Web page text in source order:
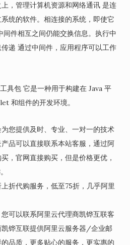
，管理计算机资源和网络通讯 是连
统的软件。相连接的系统，即使它
件相互之间仍能交换信息。执行中
递 通过中间件，应用程序可以工作
具包 它是一种用于构建在 Java 平
和组件的开发环境。
您提供及时、专业、一对一的技术
品可以直接联系本站客服，通过阿
，官网直接购买，但是价格更优，
折代购服务，低至75折，几乎阿里
可以联系阿里云代理商凯铧互联客
铧互联提供阿里云服务器/企业邮
品质，更多贴心的服务，更实惠的